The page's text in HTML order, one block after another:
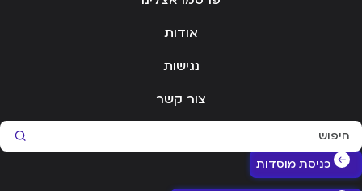
אודות
נגישות
צור קשר
כניסת מוסדות